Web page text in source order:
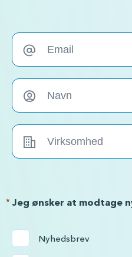
Jeg ønsker at modtage
*
Nyhedsbrev